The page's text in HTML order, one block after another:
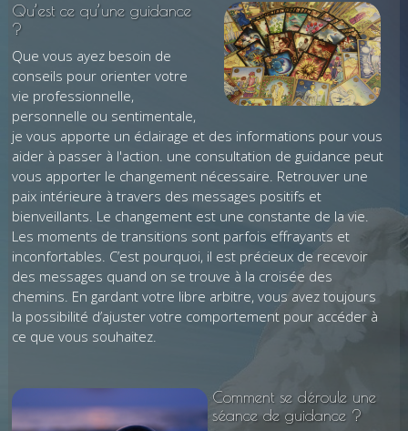
Qu’est ce qu’une guidance
?
Que vous ayez besoin de
conseils pour orienter votre
vie professionnelle,
personnelle ou sentimentale,
je vous apporte un éclairage et des informations pour vous
aider à passer à l'action. une consultation de guidance peut
vous apporter le changement nécessaire. Retrouver une
paix intérieure à travers des messages positifs et
bienveillants. Le changement est une constante de la vie.
Les moments de transitions sont parfois effrayants et
inconfortables. C’est pourquoi, il est précieux de recevoir
des messages quand on se trouve à la croisée des
chemins. En gardant votre libre arbitre, vous avez toujours
la possibilité d’ajuster votre comportement pour accéder à
ce que vous souhaitez.
Comment se déroule une
séance de guidance ?